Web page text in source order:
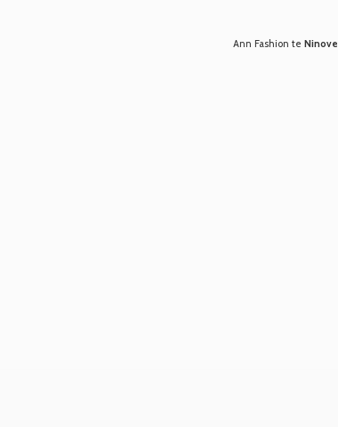
Ann Fashion te Ninove